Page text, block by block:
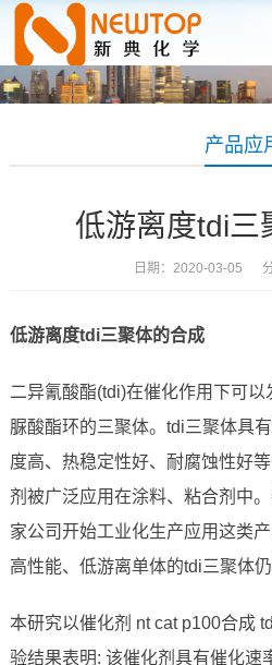
产品应
低游离度tdi三
日期：2020-03-05 分
低游离度tdi三聚体的合成
二异氰酸酯(tdi)在催化作用下可
脲酸酯环的三聚体。tdi三聚体具
度高、热稳定性好、耐腐蚀性好
剂被广泛应用在涂料、粘合剂中
家公司开始工业化生产应用这类
高性能、低游离单体的tdi三聚体
本研究以催化剂 nt cat p100合成
验结果表明: 该催化剂具有催化速